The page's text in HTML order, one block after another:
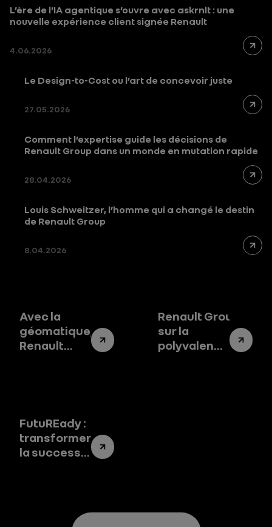
L’ère de l’IA agentique s’ouvre avec askrnlt : une
nouvelle expérience client signée Renault
4.06.2026
Le Design-to-Cost ou l’art de concevoir juste
27.05.2026
Comment l’expertise guide les décisions de
Renault Group dans un monde en mutation rapide
28.04.2026
Louis Schweitzer, l’homme qui a changé le destin
de Renault Group
8.04.2026
Avec la
géomatique,
Renault
Renault Group mise
sur la
polyvalence de
FutuREady :
transformer
la success